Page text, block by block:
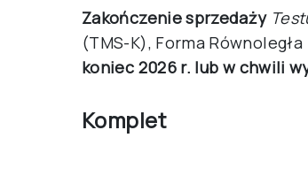
Zakończenie sprzedaży
(TMS-K), Forma
koniec 2026 r. lub w chwili
Komplet